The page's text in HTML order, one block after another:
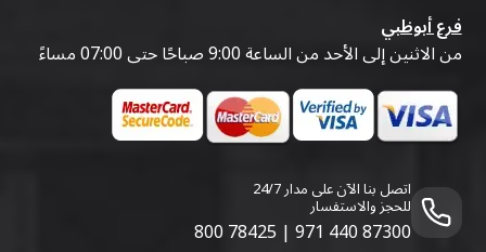
فرع أبوظبي
من الاثنين إلى الأحد من الساعة 9:00 صباحًا حتى 07:00 مساءً
اتصل بنا الآن على مدار 24/7
للحجز والاستفسار
800 78425 | 971 440 87300